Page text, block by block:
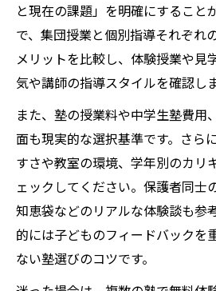
と現在の課題」を明確にすること
で、集団授業と個別指導それぞれ
メリットを比較し、体験授業や見
気や講師の指導スタイルを確認し
また、塾の授業料や中学生塾費用
面も現実的な選択基準です。さら
すさや教室の環境、学年別のカリ
ェックしてください。保護者同士
知恵袋などのリアルな体験談も参
的には子どものフィードバックを
ない塾選びのコツです。